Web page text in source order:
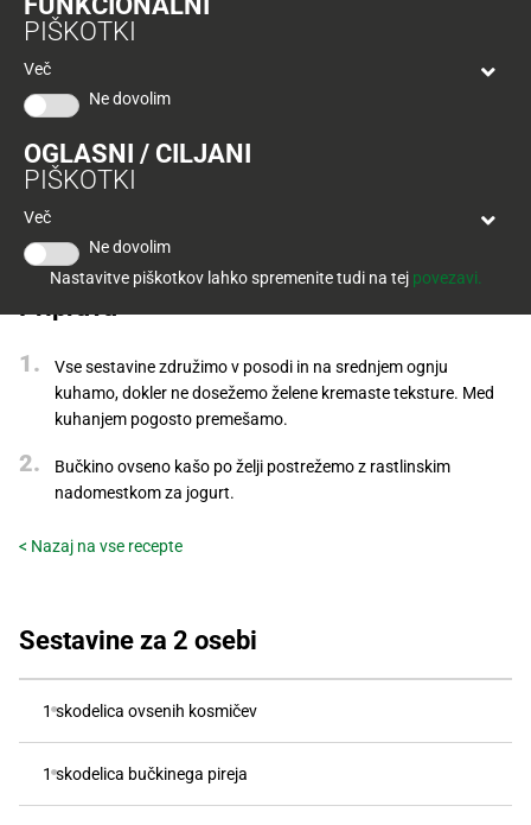
PIŠKOTKI
Več
Ne dovolim
OGLASNI / CILJANI
PIŠKOTKI
Več
Ne dovolim
Nastavitve piškotkov lahko spremenite tudi na tej povezavi.
Ponudba
velja
30.
2026
POGLEJTE IZDELKE
Priprava
Vse sestavine združimo v posodi in na srednjem ognju
kuhamo, dokler ne dosežemo želene kremaste teksture. Med
kuhanjem pogosto premešamo.
Bučkino ovseno kašo po želji postrežemo z rastlinskim
nadomestkom za jogurt.
< Nazaj na vse recepte
Sestavine za 2 osebi
1 skodelica ovsenih kosmičev
1 skodelica bučkinega pireja